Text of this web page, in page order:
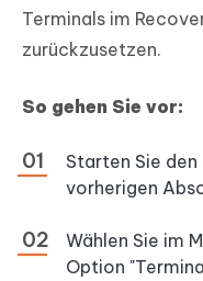
Terminals im
zurückzusetzen.
So gehen Sie vor:
Starten Sie
vorherigen
Wählen Sie im
Option